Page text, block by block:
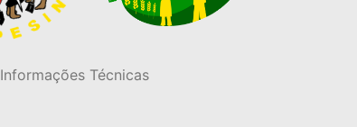
Informações Técnicas